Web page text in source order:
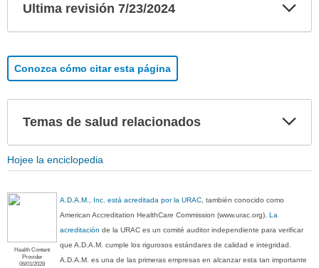
Ultima revisión 7/23/2024
Conozca cómo citar esta página
Temas de salud relacionados
Hojee la enciclopedia
Health Content
Provider
06/01/2028
A.D.A.M., Inc. está acreditada por la URAC , también conocido como
American Accreditation HealthCare Commission (www.urac.org).La
acreditación de la URAC es un comité auditor independiente para verificar
que A.D.A.M. cumple los rigurosos estándares de calidad e integridad.
A.D.A.M. es una de las primeras empresas en alcanzar esta tan importante